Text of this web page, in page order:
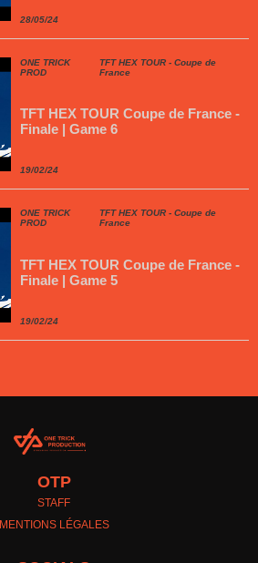
28/05/24
ONE TRICK
PROD
TFT HEX TOUR - Coupe de
France
TFT HEX TOUR Coupe de France -
Finale | Game 6
19/02/24
ONE TRICK
PROD
TFT HEX TOUR - Coupe de
France
TFT HEX TOUR Coupe de France -
Finale | Game 5
19/02/24
OTP
STAFF
MENTIONS LÉGALES